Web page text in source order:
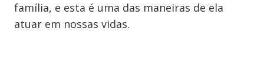
família, e esta é uma das maneiras de ela
atuar em nossas vidas.